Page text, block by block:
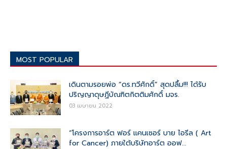
MOST POPULAR
เดินตามรอยพ่อ “ดร.ทวีศักดิ์” สุดปลื้ม!!! ได้รับ
ปริญญาดุษฏีบัณฑิตกิตติมศักดิ์ มจร.
03 เมษายน 2022
“โครงการอาร์ต ฟอร์ แคนเซอร์ บาย ไอรีล ( Art
for Cancer) ภายใต้บริษัทอาร์ต ออฟ...